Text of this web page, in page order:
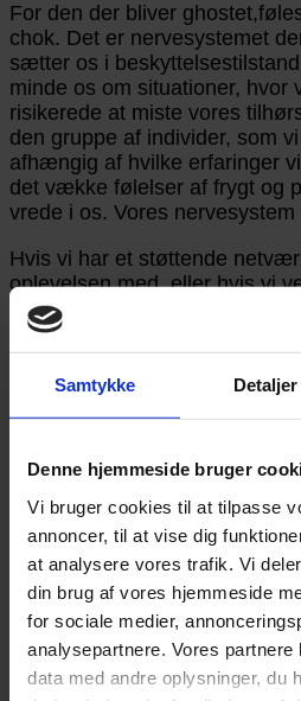
Samtykke Detaljer
Denne hjemmeside bruger
Vi bruger cookies til at tilpasse
annoncer, til at vise dig
at analysere vores trafik. Vi
din brug af vores hjemmeside
for sociale medier,
analysepartnere. Vores
data med andre oplysninger, du
For den der bliver
chok. Det er nervesystemet
sætter os i
minde os om situationer, hvor
risikerede at miste vores
den gruppe af individer, som
afhængig af hvilke erfaringer
det vække følelser af frygt og
vrede i os. Vores
Hvis vi har et støttende
oplevelsen med, eller hvis vi
os selv, kan vi arbejde os ud
tilbage til reguleret,
Hvis vi ikke har dette, vil vi
oplevelser som denne betyde
det er muligt for os at finde
elsker os og at vi er værd at
Hvad kan vi gøre?
Forståelse for nervesystemet